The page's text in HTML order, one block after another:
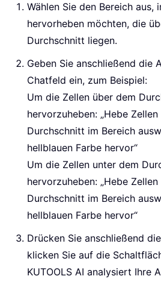
Wählen Sie den Bereich aus,
hervorheben möchten, die
Durchschnitt liegen.
Geben Sie anschließend die
Chatfeld ein, zum Beispiel:
Um die Zellen über dem
hervorzuheben: „Hebe
Durchschnitt im Bereich
hellblauen Farbe hervor“
Um die Zellen unter dem
hervorzuheben: „Hebe
Durchschnitt im Bereich
hellblauen Farbe hervor“
Drücken Sie anschließend
klicken Sie auf die
KUTOOLS AI analysiert Ihre